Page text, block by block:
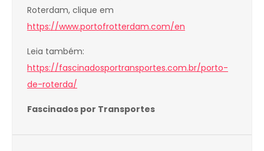
Roterdam, clique em
https://www.portofrotterdam.com/en
Leia também:
https://fascinadosportransportes.com.br/porto-
de-roterda/
Fascinados por Transportes